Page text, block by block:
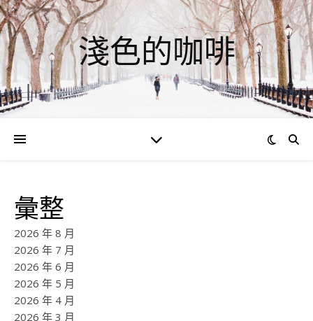
淺色的咖啡
彙整
2026 年 8 月
2026 年 7 月
2026 年 6 月
2026 年 5 月
2026 年 4 月
2026 年 3 月